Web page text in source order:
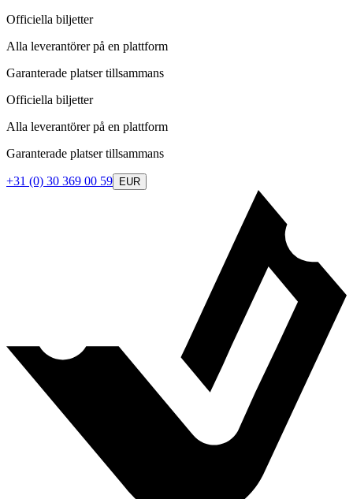
Officiella biljetter
Alla leverantörer på en plattform
Garanterade platser tillsammans
Officiella biljetter
Alla leverantörer på en plattform
Garanterade platser tillsammans
+31 (0) 30 369 00 59 EUR